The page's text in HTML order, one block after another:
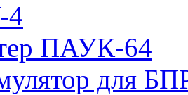
4
ПАУК-64
для